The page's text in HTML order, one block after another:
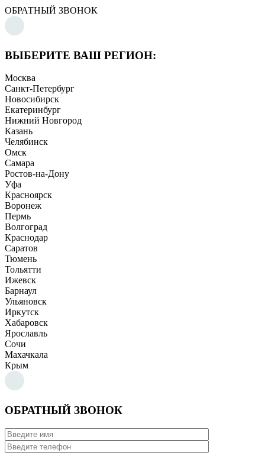
ОБРАТНЫЙ ЗВОНОК
ВЫБЕРИТЕ ВАШ РЕГИОН:
Москва
Санкт-Петербург
Новосибирск
Екатеринбург
Нижний Новгород
Казань
Челябинск
Омск
Самара
Ростов-на-Дону
Уфа
Красноярск
Воронеж
Пермь
Волгоград
Краснодар
Саратов
Тюмень
Тольятти
Ижевск
Барнаул
Ульяновск
Иркутск
Хабаровск
Ярославль
Сочи
Махачкала
Крым
ОБРАТНЫЙ ЗВОНОК